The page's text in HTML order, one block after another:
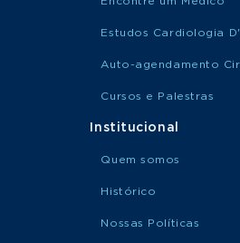
Estudos Cardiologia
Auto-agendamento
Cursos e Palestras
Institucional
Quem somos
Histórico
Nossas Políticas